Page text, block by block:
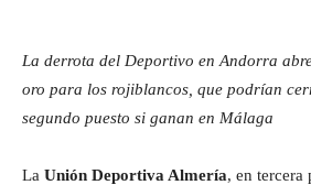
La derrota del Deportivo en Andorra
oro para los rojiblancos, que podrían
segundo puesto si ganan en Málaga
La Unión Deportiva Almería, en tercera